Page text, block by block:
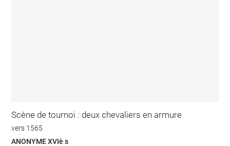
Scène de tournoi : deux chevaliers en armure
vers 1565
ANONYME XVIè s